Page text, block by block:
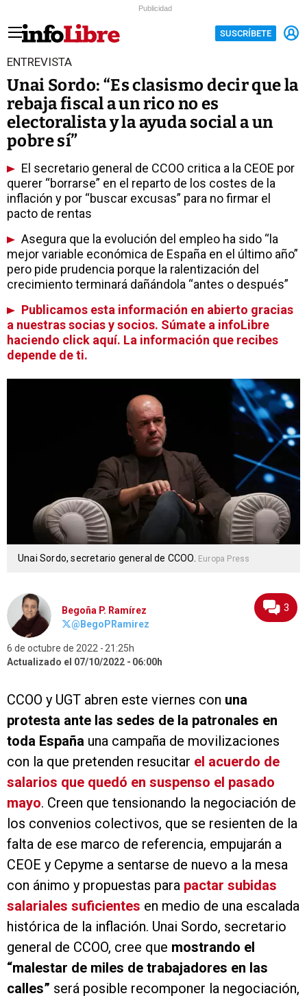
Publicidad
SUSCRÍBETE
ENTREVISTA
Unai Sordo: “Es clasismo decir que la
rebaja fiscal a un rico no es
electoralista y la ayuda social a un
pobre sí”
El secretario general de CCOO critica a la CEOE por
querer “borrarse” en el reparto de los costes de la
inflación y por “buscar excusas” para no firmar el
pacto de rentas
Asegura que la evolución del empleo ha sido “la
mejor variable económica de España en el último año”
pero pide prudencia porque la ralentización del
crecimiento terminará dañándola “antes o después”
Publicamos esta información en abierto gracias
a nuestras socias y socios. Súmate a infoLibre
haciendo click aquí. La información que recibes
depende de ti.
Unai Sordo, secretario general de CCOO. Europa Press
Begoña P. Ramírez
@BegoPRamirez
6 de octubre de 2022
21:25h
Actualizado el 07/10/2022
06:00h
3
CCOO y UGT abren este viernes con una
protesta ante las sedes de la patronales en
toda España una campaña de movilizaciones
con la que pretenden resucitar el acuerdo de
salarios que quedó en suspenso el pasado
mayo. Creen que tensionando la negociación de
los convenios colectivos, que se resienten de la
falta de ese marco de referencia, empujarán a
CEOE y Cepyme a sentarse de nuevo a la mesa
con ánimo y propuestas para pactar subidas
salariales suficientes en medio de una escalada
histórica de la inflación. Unai Sordo, secretario
general de CCOO, cree que mostrando el
“malestar de miles de trabajadores en las
calles” será posible recomponer la negociación,